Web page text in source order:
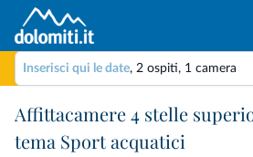
Inserisci qui le date, 2 ospiti, 1 camera
Affittacamere 4 stelle
tema Sport acquatici